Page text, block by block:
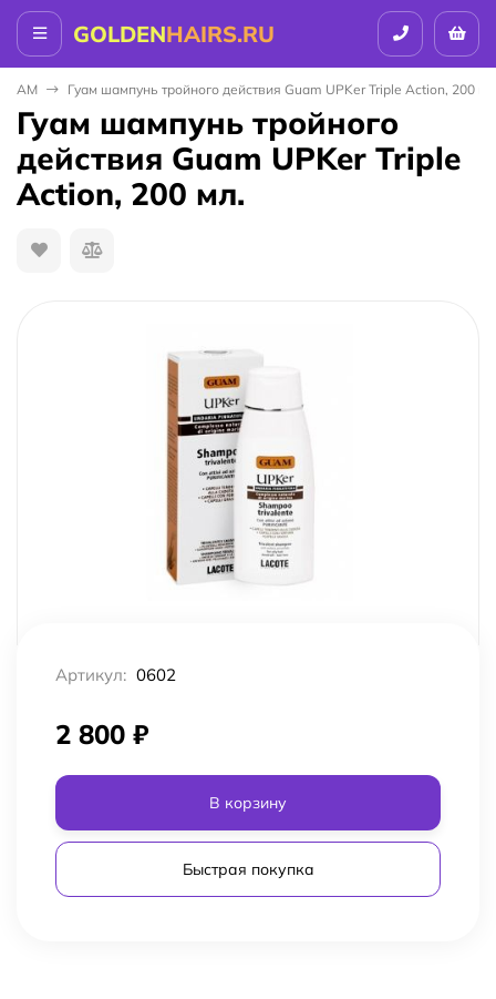
GOLDENHAIRS.RU
Гуам шампунь тройного действия Guam UPKer Triple Action, 200
Гуам шампунь тройного
действия Guam UPKer Triple
Action, 200 мл.
Артикул: 0602
2 800 ₽
В корзину
Быстрая покупка